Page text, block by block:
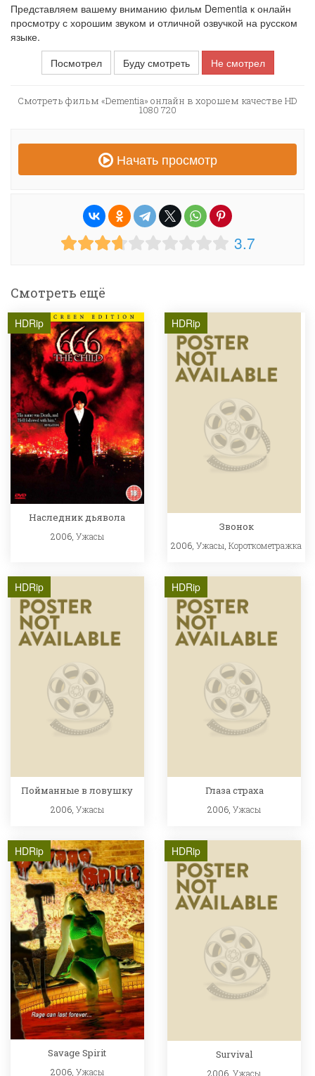
Представляем вашему вниманию фильм Dementia к онлайн
просмотру с хорошим звуком и отличной озвучкой на русском
языке.
Посмотрел
Буду смотреть Не смотрел
Смотреть фильм «Dementia» онлайн в хорошем качестве HD
1080 720
Начать просмотр
3.7
Смотреть ещё
HDRip
Наследник дьявола
2006, Ужасы
HDRip
Звонок
2006,Ужасы,Короткометражка
HDRip
Пойманные в ловушку
2006, Ужасы
HDRip
Глаза страха
2006,Ужасы
HDRip
Savage Spirit
2006, Ужасы
HDRip
Survival
2006,Ужасы